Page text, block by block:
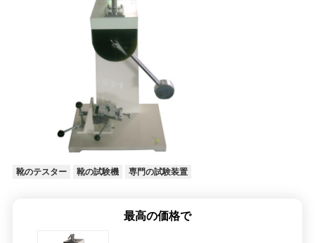
靴のテスター 靴の試験機 専門の試験装置
最高の価格で